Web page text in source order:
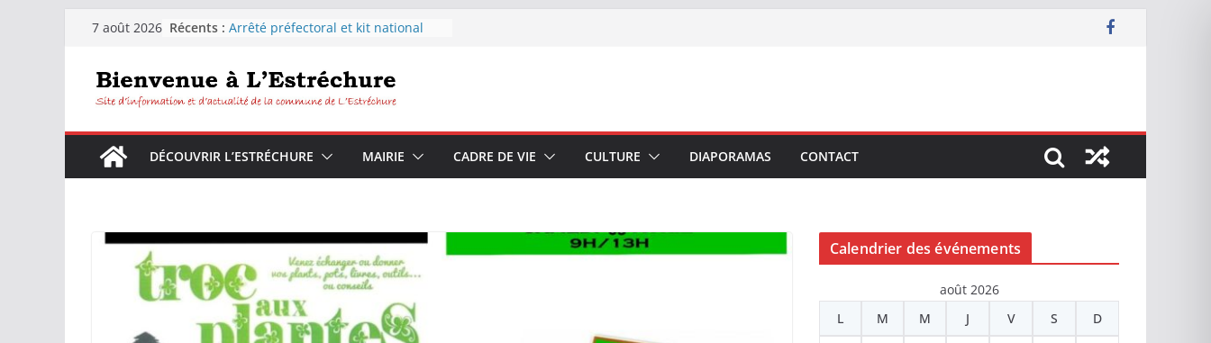
Passer
contenu
7 août 2026 Récents : Arrêté préfectoral et kit national
habitants de la commune de
L’Estréchure.
l’eau du robinet
Fête votive de L’Estréchure du 7 au
DÉCOUVRIR L’ESTRÉCHURE MAIRIE CADRE DE VIE CULTURE DIAPORAMAS CONTACT
Calendrier des événements
août 2026
L
M M J V S D